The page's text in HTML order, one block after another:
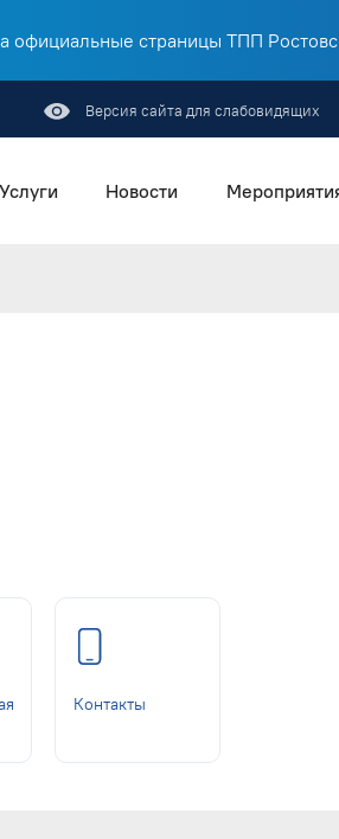
официальные страницы ТПП
Версия сайта для слабовидящих
Услуги Новости
Контакты